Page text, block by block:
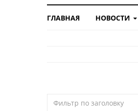
ГЛАВНАЯ НОВОСТИ